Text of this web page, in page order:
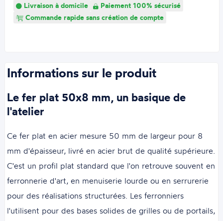
Livraison à domicile
Paiement 100% sécurisé
Commande rapide sans création de compte
Informations sur le produit
Le fer plat 50x8 mm, un basique de
l'atelier
Ce fer plat en acier mesure 50 mm de largeur pour 8
mm d'épaisseur, livré en acier brut de qualité supérieure.
C'est un profil plat standard que l'on retrouve souvent en
ferronnerie d'art, en menuiserie lourde ou en serrurerie
pour des réalisations structurées. Les ferronniers
l'utilisent pour des bases solides de grilles ou de portails,